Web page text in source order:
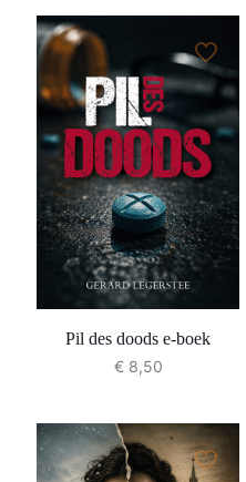
Pil des doods e-boek
€8,50